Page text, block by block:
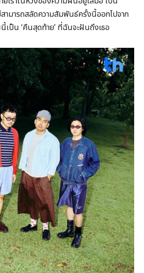
ามารถสลัดความสัมพันธ์ครั้งนี้ออกไปจาก
เป็น ‘คืนสุดท้าย’ ที่ฉันจะฝันถึงเธอ